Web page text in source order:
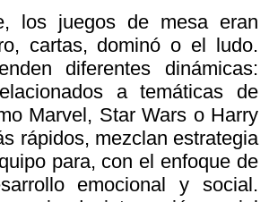
los juegos de mesa eran
cartas, dominó o el ludo.
diferentes dinámicas:
a temáticas de
Marvel, Star Wars o Harry
rápidos, mezclan estrategia
para, con el enfoque de
emocional y social.